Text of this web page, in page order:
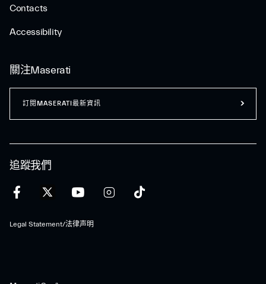
Contacts
Accessibility
追蹤我們
Legal Statement/法律声明
關注Maserati
訂閱MASERATI最新資訊